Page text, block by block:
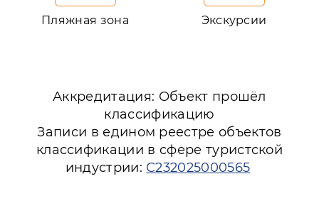
Пляжная зона Экскурсии
Аккредитация: Объект прошёл
классификацию
Записи в едином реестре объектов
классификации в сфере туристской
индустрии: С232025000565